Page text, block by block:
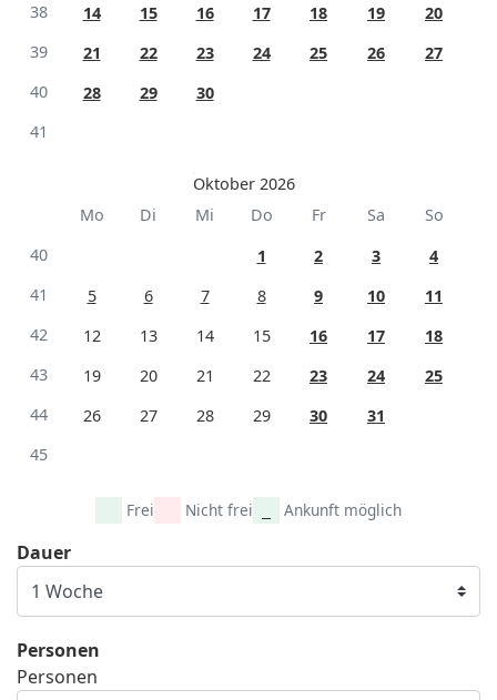
38
14 15 16 17 18 19
20
39
21 22 23 24 25 26
27
40
28 29
30
41
Oktober 2026
Mo
Di Mi Do Fr Sa
So
40
1 2 3
4
41
5 6 7 8 9 10
11
42
12 13 14 15 16 17
18
43
19 20 21 22 23 24
25
44
26 27 28 29 30
31
45
Frei Nicht frei Ankunft möglich
Dauer
Personen
Personen